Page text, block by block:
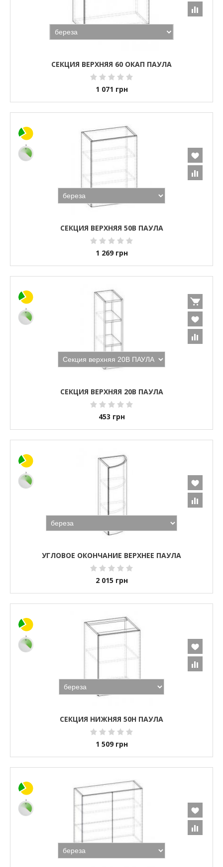
СЕКЦИЯ ВЕРХНЯЯ 60 ОКАП ПАУЛА
1 071 грн
СЕКЦИЯ ВЕРХНЯЯ 50В ПАУЛА
1 269 грн
СЕКЦИЯ ВЕРХНЯЯ 20В ПАУЛА
453 грн
УГЛОВОЕ ОКОНЧАНИЕ ВЕРХНЕЕ ПАУЛА
2 015 грн
СЕКЦИЯ НИЖНЯЯ 50Н ПАУЛА
1 509 грн